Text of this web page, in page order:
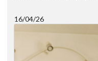
16/04/26